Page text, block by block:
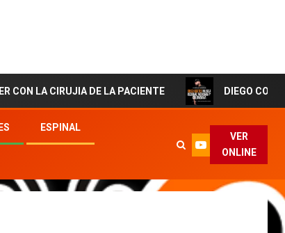
DE LA PACIENTE DIEGO CORTES El
ESPINAL
VER
ONLINE